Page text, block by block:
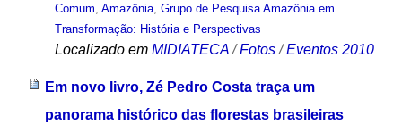
Comum Amazônia, Grupo de Pesquisa Amazônia em
Transformação: História e Perspectivas
Localizado em MIDIATECA /Fotos /Eventos 2010
Em novo livro, Zé Pedro Costa traça um
panorama histórico das florestas brasileiras